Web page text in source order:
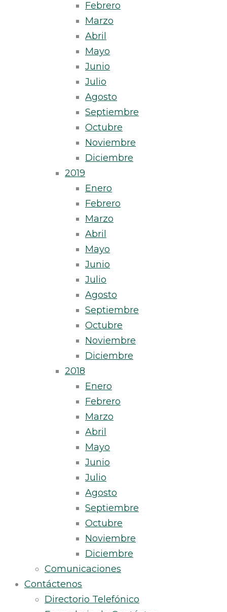
Febrero
Marzo
Abril
Mayo
Junio
Julio
Agosto
Septiembre
Octubre
Noviembre
Diciembre
2019
Enero
Febrero
Marzo
Abril
Mayo
Junio
Julio
Agosto
Septiembre
Octubre
Noviembre
Diciembre
2018
Enero
Febrero
Marzo
Abril
Mayo
Junio
Julio
Agosto
Septiembre
Octubre
Noviembre
Diciembre
Comunicaciones
Contáctenos
Directorio Telefónico